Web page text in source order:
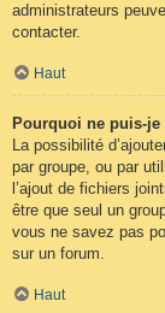
administrateurs
contacter.
Haut
Pourquoi ne puis-
La possibilité
par groupe, ou par
l’ajout de fichiers
être que seul un
vous ne savez pas
sur un forum.
Haut